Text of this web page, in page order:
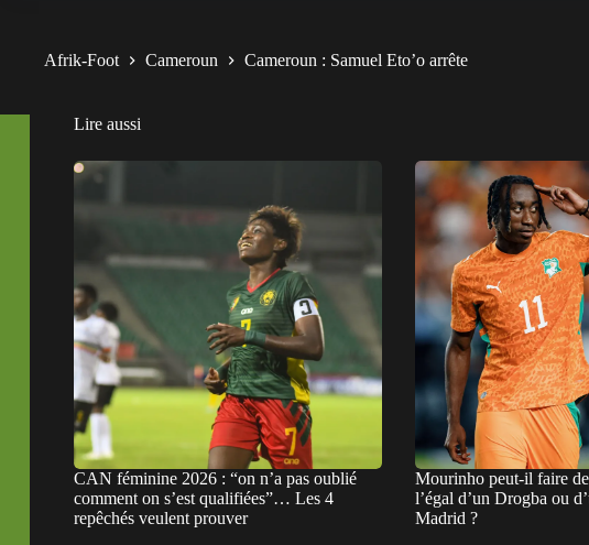
Afrik-Foot Cameroun Cameroun : Samuel Eto’o arrête
Lire aussi
CAN féminine 2026 : “on n’a pas oublié
comment on s’est qualifiées”… Les 4
repêchés veulent prouver
Mourinho peut-il faire
l’égal d’un Drogba ou
Madrid ?